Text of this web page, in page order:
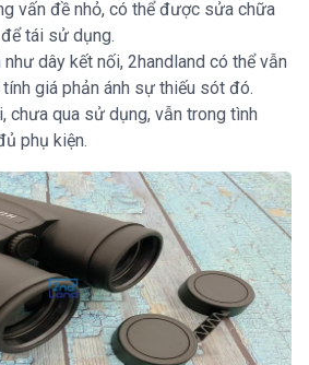
vấn đề nhỏ, có thể được sửa chữa
tái sử dụng.
như dây kết nối, 2handland có thể vẫn
giá phản ánh sự thiếu sót đó.
chưa qua sử dụng, vẫn trong tình
phụ kiện.